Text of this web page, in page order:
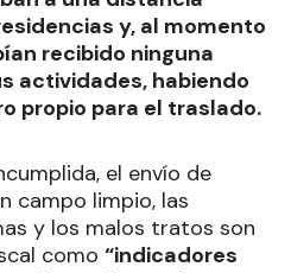
y, al momento
recibido ninguna
actividades, habiendo
propio para el traslado.
el envío de
campo limpio, las
y los malos tratos son
como “indicadores